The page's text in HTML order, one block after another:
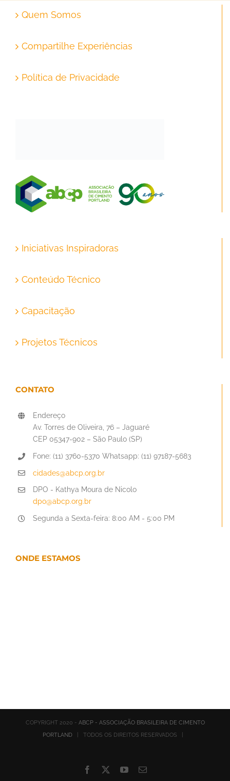
Quem Somos
Compartilhe Experiências
Política de Privacidade
Iniciativas Inspiradoras
Conteúdo Técnico
Capacitação
Projetos Técnicos
CONTATO
Endereço
Av. Torres de Oliveira, 76 – Jaguaré
CEP 05347-902 – São Paulo (SP)
Fone: (11) 3760-5370 Whatsapp: (11) 97187-5683
cidades@abcp.org.br
DPO - Kathya Moura de Nicolo
dpo@abcp.org.br
Segunda a Sexta-feira: 8:00 AM - 5:00 PM
ONDE ESTAMOS
COPYRIGHT 2020 - ABCP - ASSOCIAÇÃO BRASILEIRA DE CIMENTO
PORTLAND| TODOS OS DIREITOS RESERVADOS |
Facebook YouTube
E-